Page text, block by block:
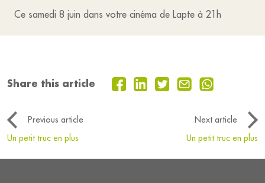
Ce samedi 8 juin dans votre cinéma de Lapte à 21h
Share this article
Previous article
Next article
Un petit truc en plus
Un petit truc en plus